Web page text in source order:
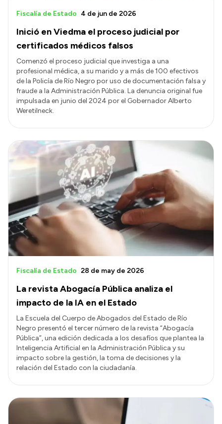
Inició en Viedma el proceso judicial por
certificados médicos falsos
Fiscalía de Estado 4 de jun de 2026
Comenzó el proceso judicial que investiga a una
profesional médica, a su marido y a más de 100 efectivos
de la Policía de Río Negro por uso de documentación falsa y
fraude a la Administración Pública. La denuncia original fue
impulsada en junio del 2024 por el Gobernador Alberto
Weretilneck.
La revista Abogacía Pública analiza el
impacto de la IA en el Estado
Fiscalía de Estado 28 de may de 2026
La Escuela del Cuerpo de Abogados del Estado de Río
Negro presentó el tercer número de la revista “Abogacía
Pública”, una edición dedicada a los desafíos que plantea la
Inteligencia Artificial en la Administración Pública y su
impacto sobre la gestión, la toma de decisiones y la
relación del Estado con la ciudadanía.